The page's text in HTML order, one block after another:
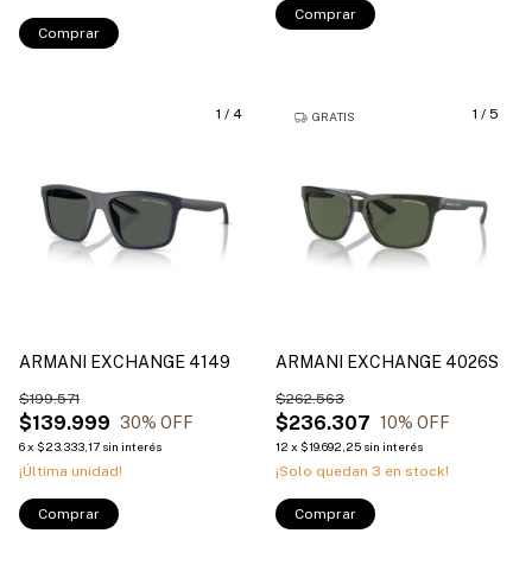
Comprar
Comprar
1 / 4
ARMANI EXCHANGE 4149
$139.999
$199.571
30% OFF
6x $23.333,17 sin interés
¡Última unidad!
Comprar
1 / 5
GRATIS
ARMANI EXCHANGE 4026S
$236.307
$262.563
10% OFF
12 x $19.692,25 sin interés
¡Solo quedan 3 en stock!
Comprar